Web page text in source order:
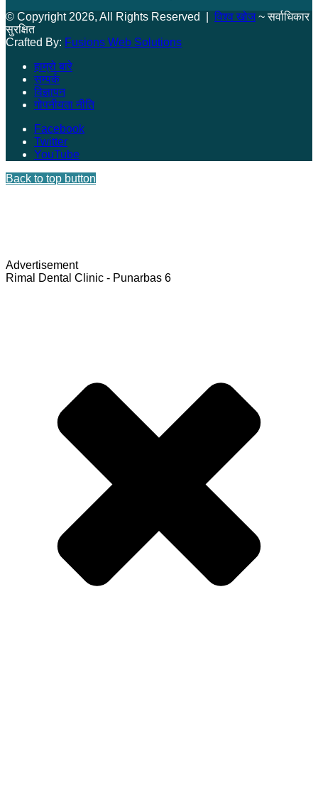
© Copyright 2026, All Rights Reserved | विश्व खोज~ सर्वाधिकार
सुरक्षित
Crafted By: Fusions Web Solutions
हाम्रो बारे
सम्पर्क
विज्ञापन
गोपनीयता नीति
Facebook
Twitter
YouTube
Back to top button
Advertisement
Rimal Dental Clinic - Punarbas 6